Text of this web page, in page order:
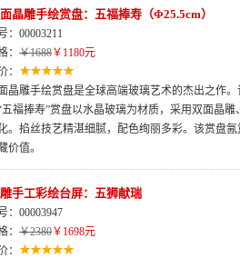
晶雕手绘赏盘：五福捧寿（Φ25.5cm）
：00003211
： ￥1688￥1180元
：
晶雕手绘赏盘是全球高端玻璃艺术的杰出之作
五福捧寿”赏盘以水晶玻璃为材质，采用双面晶
。掐丝技艺精湛细腻，配色绚丽多彩。该赏盘
价值。
手工彩绘台屏：五狮献瑞
：00003947
： ￥2380￥1698元
：